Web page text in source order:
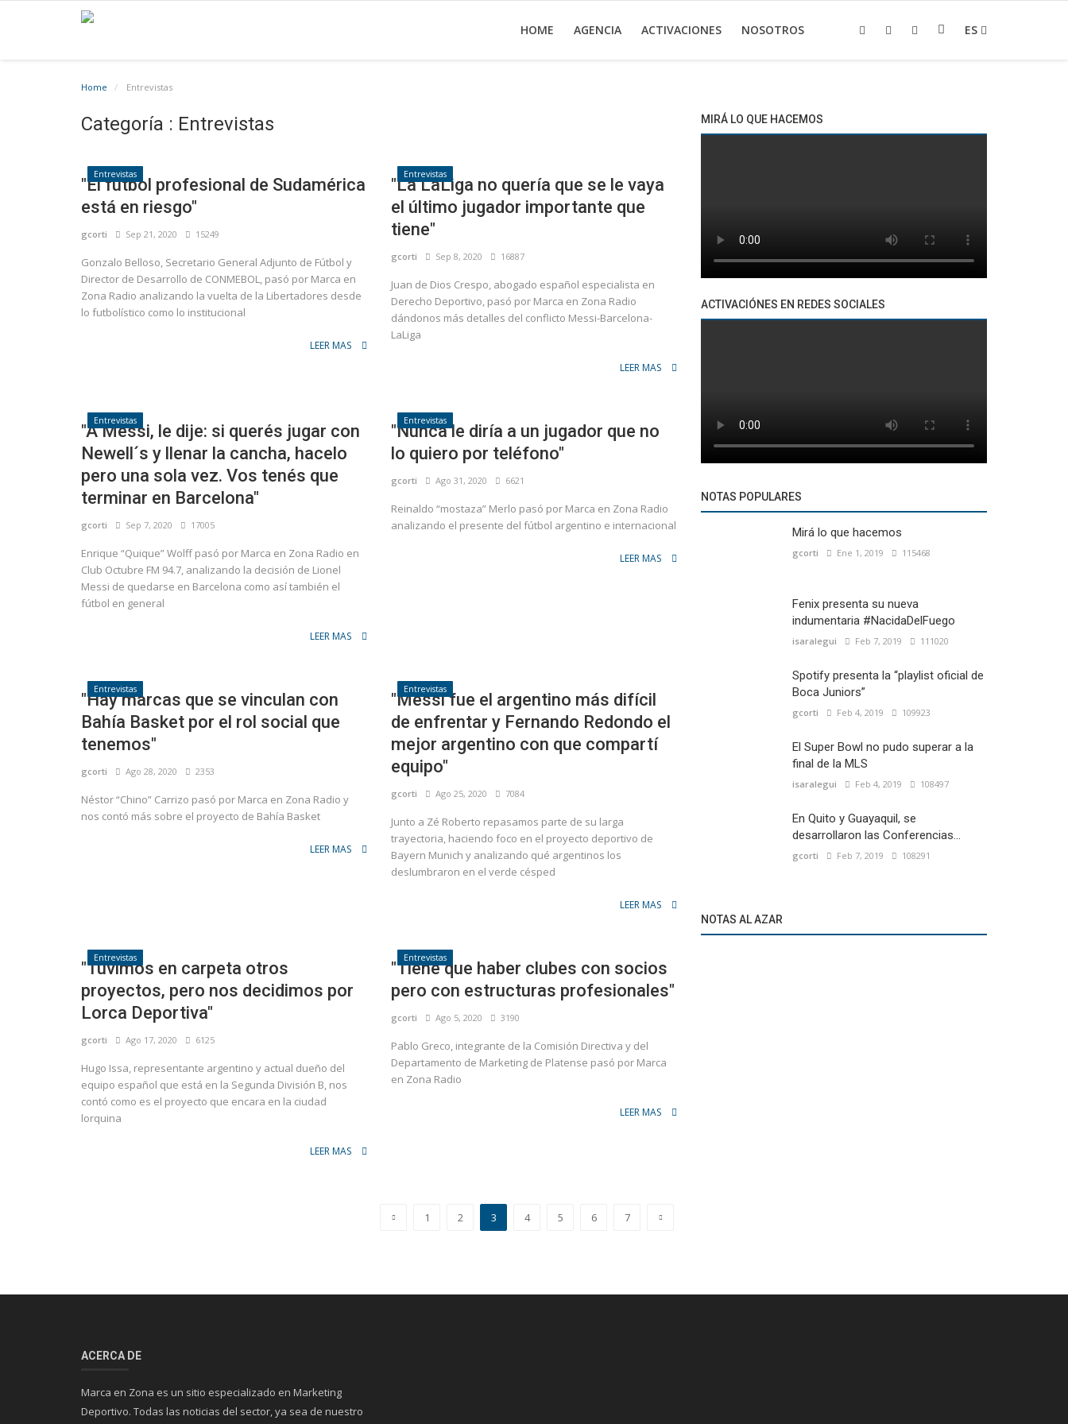
HOME AGENCIA ACTIVACIONES NOSOTROS ES
Home Entrevistas
Categoría : Entrevistas
Entrevistas
"El fútbol profesional de Sudamérica
está en riesgo"
gcorti Sep 21, 2020 15249
Gonzalo Belloso, Secretario General Adjunto de Fútbol y
Director de Desarrollo de CONMEBOL, pasó por Marca en
Zona Radio analizando la vuelta de la Libertadores desde
lo futbolístico como lo institucional
LEER MAS
Entrevistas
"La LaLiga no quería que se le vaya
el último jugador importante que
tiene"
gcorti Sep 8, 2020 16887
Juan de Dios Crespo, abogado español especialista en
Derecho Deportivo, pasó por Marca en Zona Radio
dándonos más detalles del conflicto Messi-Barcelona-
LaLiga
LEER MAS
Entrevistas
"A Messi, le dije: si querés jugar con
Newell´s y llenar la cancha, hacelo
pero una sola vez. Vos tenés que
terminar en Barcelona"
gcorti Sep 7, 2020 17005
Enrique “Quique” Wolff pasó por Marca en Zona Radio en
Club Octubre FM 94.7, analizando la decisión de Lionel
Messi de quedarse en Barcelona como así también el
fútbol en general
LEER MAS
Entrevistas
"Nunca le diría a un jugador que no
lo quiero por teléfono"
gcorti Ago 31, 2020 6621
Reinaldo “mostaza” Merlo pasó por Marca en Zona Radio
analizando el presente del fútbol argentino e internacional
LEER MAS
Entrevistas
"Hay marcas que se vinculan con
Bahía Basket por el rol social que
tenemos"
gcorti Ago 28, 2020 2353
Néstor “Chino” Carrizo pasó por Marca en Zona Radio y
nos contó más sobre el proyecto de Bahía Basket
LEER MAS
Entrevistas
"Messi fue el argentino más difícil
de enfrentar y Fernando Redondo el
mejor argentino con que compartí
equipo"
gcorti Ago 25, 2020 7084
Junto a Zé Roberto repasamos parte de su larga
trayectoria, haciendo foco en el proyecto deportivo de
Bayern Munich y analizando qué argentinos los
deslumbraron en el verde césped
LEER MAS
Entrevistas
"Tuvimos en carpeta otros
proyectos, pero nos decidimos por
Lorca Deportiva"
gcorti Ago 17, 2020 6125
Hugo Issa, representante argentino y actual dueño del
equipo español que está en la Segunda División B, nos
contó como es el proyecto que encara en la ciudad
lorquina
LEER MAS
Entrevistas
"Tiene que haber clubes con socios
pero con estructuras profesionales"
gcorti Ago 5, 2020 3190
Pablo Greco, integrante de la Comisión Directiva y del
Departamento de Marketing de Platense pasó por Marca
en Zona Radio
LEER MAS
1 2 3 4 5 6 7
MIRÁ LO QUE HACEMOS
ACTIVACIÓNES EN REDES SOCIALES
NOTAS POPULARES
Mirá lo que hacemos
gcorti Ene 1, 2019 115468
Fenix presenta su nueva
indumentaria #NacidaDelFuego
isaralegui Feb 7, 2019 111020
Spotify presenta la “playlist oficial de
Boca Juniors”
gcorti Feb 4, 2019 109923
El Super Bowl no pudo superar a la
final de la MLS
isaralegui Feb 4, 2019 108497
En Quito y Guayaquil, se
desarrollaron las Conferencias...
gcorti Feb 7, 2019 108291
NOTAS AL AZAR
ACERCA DE
Marca en Zona es un sitio especializado en Marketing
Deportivo. Todas las noticias del sector, ya sea de nuestro